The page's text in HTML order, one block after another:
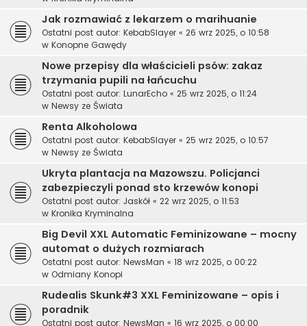
Jak rozmawiać z lekarzem o marihuanie
Ostatni post autor: KebabSlayer « 26 wrz 2025, o 10:58
w Konopne Gawędy
Nowe przepisy dla właścicieli psów: zakaz
trzymania pupili na łańcuchu
Ostatni post autor: LunarEcho « 25 wrz 2025, o 11:24
w Newsy ze Świata
Renta Alkoholowa
Ostatni post autor: KebabSlayer « 25 wrz 2025, o 10:57
w Newsy ze Świata
Ukryta plantacja na Mazowszu. Policjanci
zabezpieczyli ponad sto krzewów konopi
Ostatni post autor: Jaskół « 22 wrz 2025, o 11:53
w Kronika Kryminalna
Big Devil XXL Automatic Feminizowane – mocny
automat o dużych rozmiarach
Ostatni post autor: NewsMan « 18 wrz 2025, o 00:22
w Odmiany Konopi
Rudealis Skunk#3 XXL Feminizowane – opis i
poradnik
Ostatni post autor: NewsMan « 16 wrz 2025, o 00:00